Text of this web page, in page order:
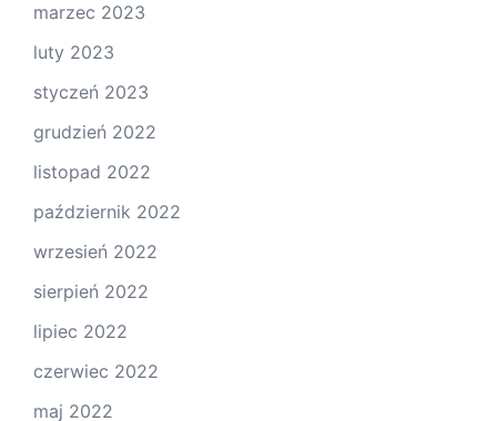
marzec 2023
luty 2023
styczeń 2023
grudzień 2022
listopad 2022
październik 2022
wrzesień 2022
sierpień 2022
lipiec 2022
czerwiec 2022
maj 2022